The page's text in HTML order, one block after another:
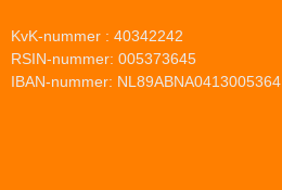
KvK-nummer : 40342242
RSIN-nummer: 005373645
IBAN-nummer: NL89ABNA0413005364